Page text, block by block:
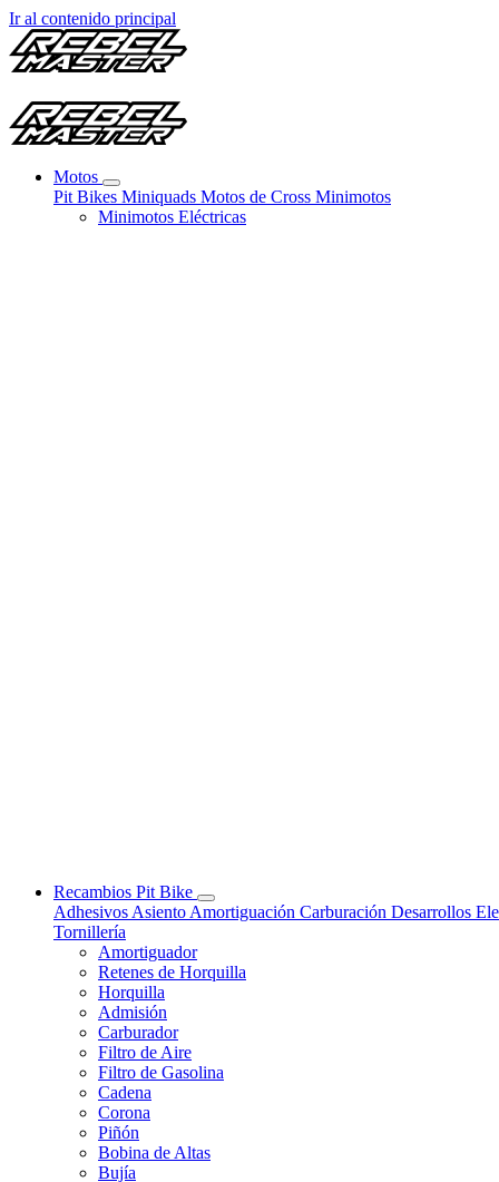
Ir al contenido principal
Motos
Pit Bikes Miniquads Motos de Cross Minimotos
Minimotos Eléctricas
Recambios Pit Bike
Adhesivos Asiento Amortiguación Carburación Desarrollos
Tornillería
Amortiguador
Retenes de Horquilla
Horquilla
Admisión
Carburador
Filtro de Aire
Filtro de Gasolina
Cadena
Corona
Piñón
Bobina de Altas
Bujía